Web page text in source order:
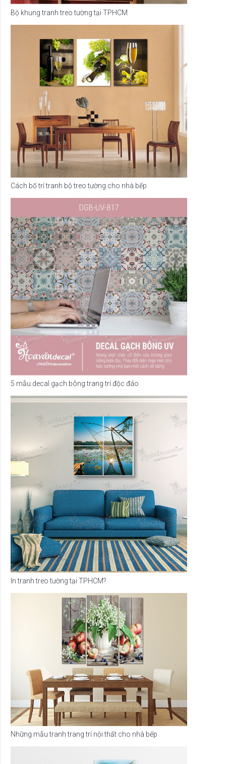
Bộ khung tranh treo tường tại TPHCM
Cách bố trí tranh bộ treo tường cho nhà bếp
5 mẫu decal gạch bông trang trí độc đáo
In tranh treo tường tại TPHCM?
Những mẫu tranh trang trí nội thất cho nhà bếp